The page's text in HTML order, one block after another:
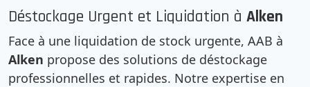
Déstockage Urgent et Liquidation à Alken
Face à une liquidation de stock urgente, AAB à
Alken propose des solutions de déstockage
professionnelles et rapides. Notre expertise en